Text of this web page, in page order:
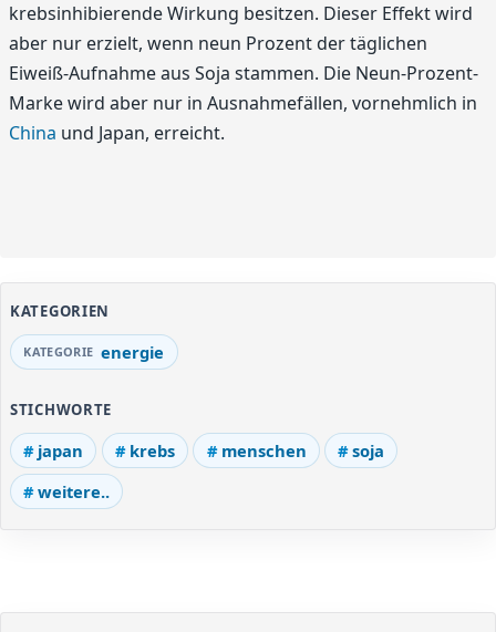
krebsinhibierende Wirkung besitzen. Dieser Effekt wird
aber nur erzielt, wenn neun Prozent der täglichen
Eiweiß-Aufnahme aus Soja stammen. Die Neun-Prozent-
Marke wird aber nur in Ausnahmefällen, vornehmlich in
China und Japan, erreicht.
KATEGORIEN
energie
STICHWORTE
japan krebs menschen
soja
weitere..